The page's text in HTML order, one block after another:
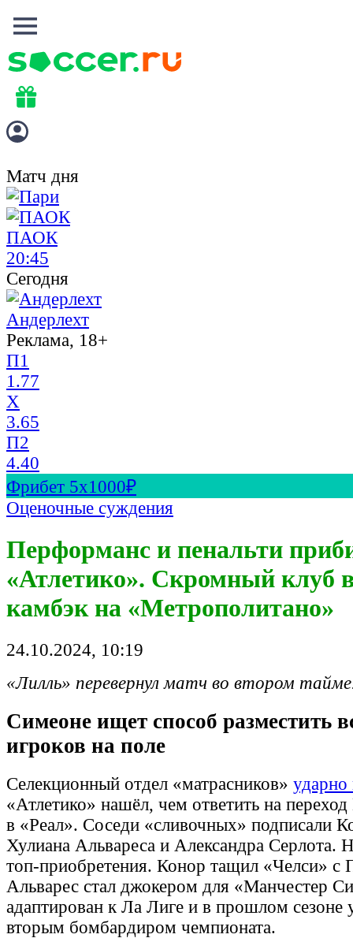
Матч дня
ПАОК
20:45
Сегодня
Андерлехт
Реклама, 18+
П1
1.77
X
3.65
П2
4.40
Фрибет 5х1000₽
Оценочные суждения
Перформанс и пенальти
«Атлетико». Скромный клуб
камбэк на «Метрополитано»
24.10.2024, 10:19
«Лилль» перевернул матч во втором
Симеоне ищет способ разместить
игроков на поле
Селекционный отдел «матрасников» ударно
«Атлетико» нашёл, чем ответить на
в «Реал». Соседи «сливочных» подписали
Хулиана Альвареса и Александра Серлота.
топ-приобретения. Конор тащил «Челси» с
Альварес стал джокером для «Манчестер
адаптирован к Ла Лиге и в прошлом сезоне
вторым бомбардиром чемпионата.